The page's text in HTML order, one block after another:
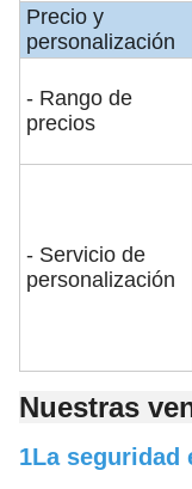
Precio y
personalización
- Rango de
precios
- Servicio de
personalización
Nuestras
1La seguridad